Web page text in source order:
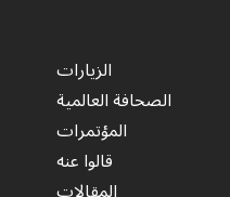
الزيارات
الصحافة العالمية
المؤتمرات
قالوا عنه